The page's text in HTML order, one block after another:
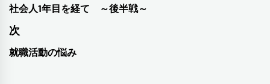
稿
ナ
ビ
前
の
投
社会人1年目を経て ～後半戦～
次
次
就職活動の悩み